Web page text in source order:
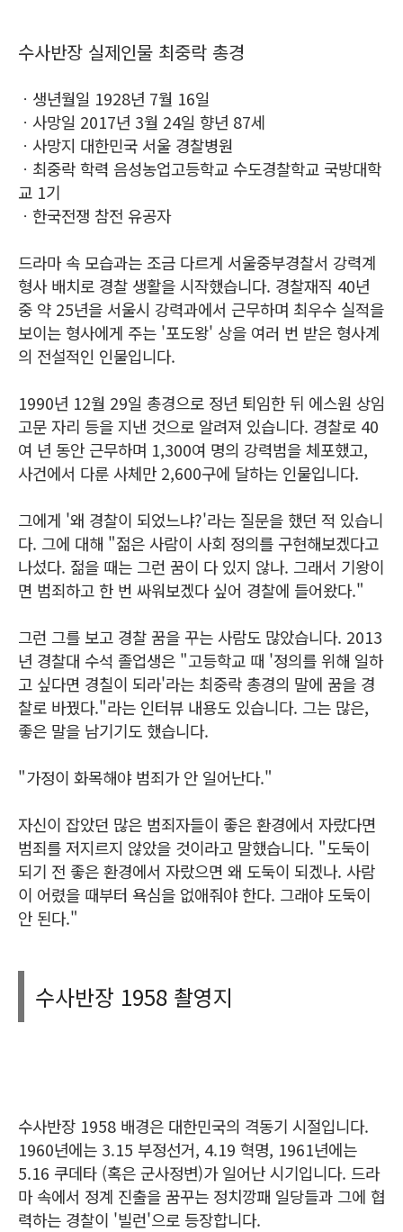
수사반장 실제인물 최중락 총경
ㆍ생년월일 1928년 7월 16일
ㆍ사망일 2017년 3월 24일 향년 87세
ㆍ사망지 대한민국 서울 경찰병원
ㆍ최중락 학력 음성농업고등학교 수도경찰학교 국방대학
교 1기
ㆍ한국전쟁 참전 유공자
드라마 속 모습과는 조금 다르게 서울중부경찰서 강력계
형사 배치로 경찰 생활을 시작했습니다. 경찰재직 40년
중 약 25년을 서울시 강력과에서 근무하며 최우수 실적을
보이는 형사에게 주는 '포도왕' 상을 여러 번 받은 형사계
의 전설적인 인물입니다.
1990년 12월 29일 총경으로 정년 퇴임한 뒤 에스원 상임
고문 자리 등을 지낸 것으로 알려져 있습니다. 경찰로 40
여 년 동안 근무하며 1,300여 명의 강력범을 체포했고,
사건에서 다룬 사체만 2,600구에 달하는 인물입니다.
그에게 '왜 경찰이 되었느냐?'라는 질문을 했던 적 있습니
다. 그에 대해 "젊은 사람이 사회 정의를 구현해보겠다고
나섰다. 젊을 때는 그런 꿈이 다 있지 않나. 그래서 기왕이
면 범죄하고 한 번 싸워보겠다 싶어 경찰에 들어왔다."
그런 그를 보고 경찰 꿈을 꾸는 사람도 많았습니다. 2013
년 경찰대 수석 졸업생은 "고등학교 때 '정의를 위해 일하
고 싶다면 경칠이 되라'라는 최중락 총경의 말에 꿈을 경
찰로 바꿨다."라는 인터뷰 내용도 있습니다. 그는 많은,
좋은 말을 남기기도 했습니다.
"가정이 화목해야 범죄가 안 일어난다."
자신이 잡았던 많은 범죄자들이 좋은 환경에서 자랐다면
범죄를 저지르지 않았을 것이라고 말했습니다. "도둑이
되기 전 좋은 환경에서 자랐으면 왜 도둑이 되겠나. 사람
이 어렸을 때부터 욕심을 없애줘야 한다. 그래야 도둑이
안 된다."
수사반장 1958 촬영지
수사반장 1958 배경은 대한민국의 격동기 시절입니다.
1960년에는 3.15 부정선거, 4.19 혁명, 1961년에는
5.16 쿠데타 (혹은 군사정변)가 일어난 시기입니다. 드라
마 속에서 정계 진출을 꿈꾸는 정치깡패 일당들과 그에 협
력하는 경찰이 '빌런'으로 등장합니다.